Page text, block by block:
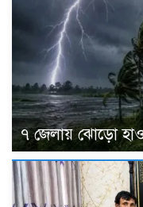
৭ জেলায় ঝোড়ো